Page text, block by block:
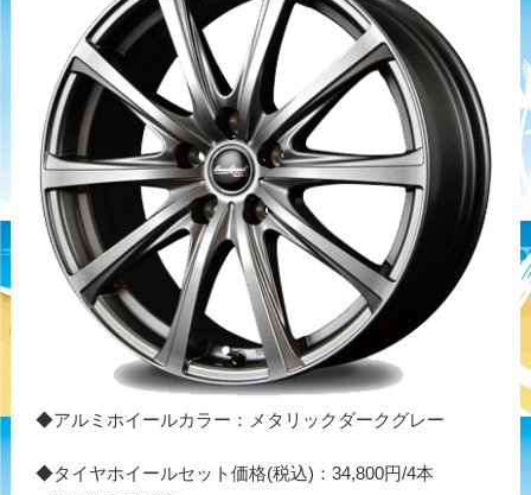
◆アルミホイールカラー：メタリックダークグレー
◆タイヤホイールセット価格(税込)：34,800円/4本